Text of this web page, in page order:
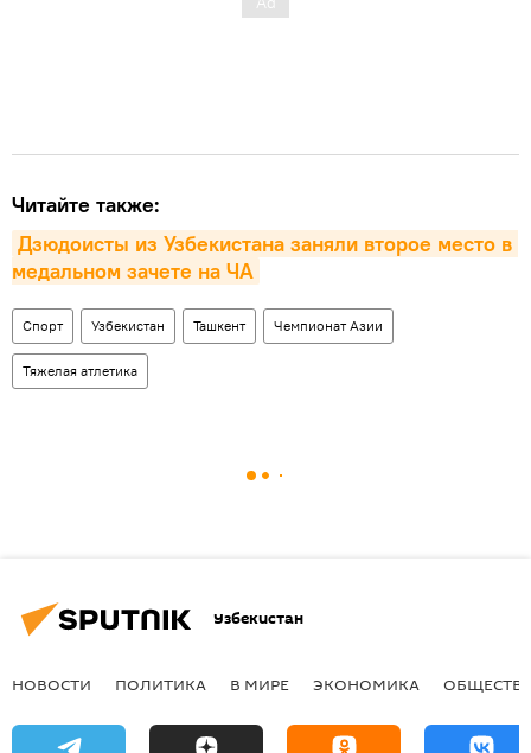
Читайте также:
Дзюдоисты из Узбекистана заняли второе место в
медальном зачете на ЧА
Спорт Узбекистан Ташкент Чемпионат Азии
Тяжелая атлетика
Узбекистан
НОВОСТИ ПОЛИТИКА В МИРЕ ЭКОНОМИКА